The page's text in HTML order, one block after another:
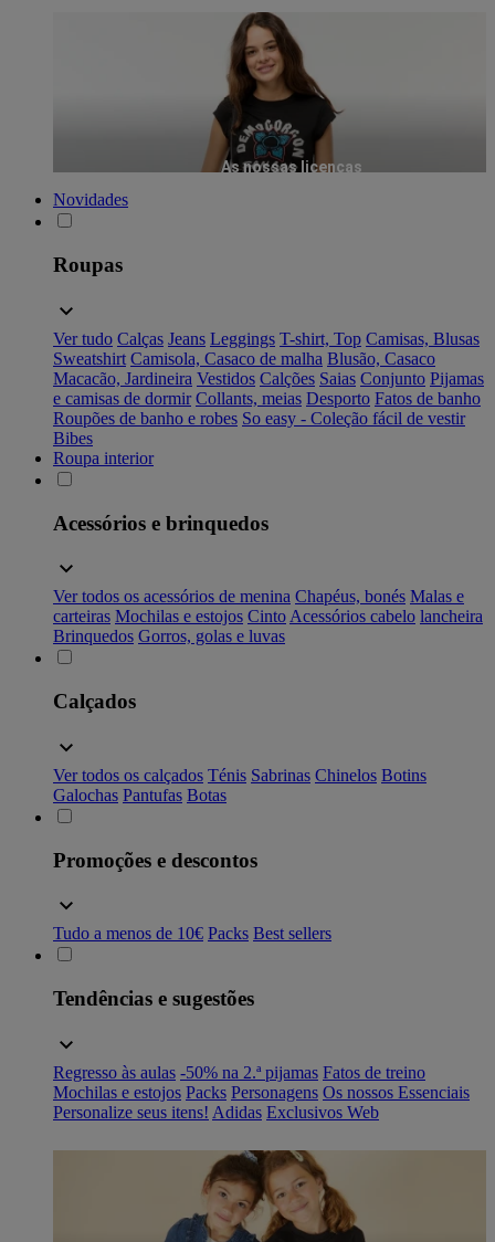
As nossas licenças
Novidades
Roupas
Ver tudo Calças Jeans Leggings T-shirt, Top Camisas, Blusas
Sweatshirt Camisola, Casaco de malha Blusão, Casaco
Macacão, Jardineira Vestidos Calções Saias Conjunto Pijamas
e camisas de dormir Collants, meias Desporto Fatos de banho
Roupões de banho e robes So easy - Coleção fácil de vestir
Bibes
Roupa interior
Acessórios e brinquedos
Ver todos os acessórios de menina Chapéus, bonés Malas e
carteiras Mochilas e estojos Cinto Acessórios cabelo lancheira
Brinquedos Gorros, golas e luvas
Calçados
Ver todos os calçados Ténis Sabrinas Chinelos Botins
Galochas Pantufas Botas
Promoções e descontos
Tudo a menos de 10€ Packs Best sellers
Tendências e sugestões
Regresso às aulas -50% na 2.ª pijamas Fatos de treino
Mochilas e estojos Packs Personagens Os nossos Essenciais
Personalize seus itens! Adidas Exclusivos Web